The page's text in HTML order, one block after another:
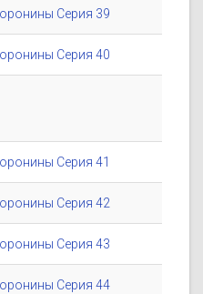
Серия 39
Серия 40
Серия 41
Серия 42
Серия 43
Серия 44